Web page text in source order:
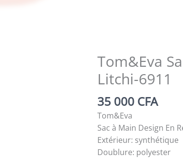
Tom&Eva
Litchi-6911
35 000 CFA
Tom&Eva
Sac à Main Design En
Extérieur: synthétique
Doublure: polyester